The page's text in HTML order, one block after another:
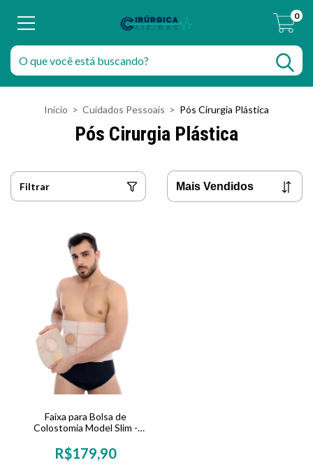
0
Início > Cuidados Pessoais > Pós Cirurgia Plástica
Pós Cirurgia Plástica
Filtrar
Faixa para Bolsa de
Colostomia Model Slim -
R$179,90